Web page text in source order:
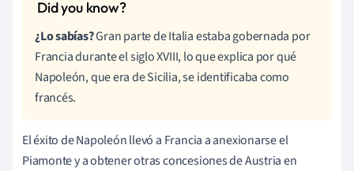
¿Lo sabías?Gran parte de Italia estaba gobernada por
Francia durante el siglo XVIII, lo que explica por qué
Napoleón, que era de Sicilia, se identificaba como
francés.
El éxito de Napoleón llevó a Francia a anexionarse el
Piamonte y a obtener otras concesiones de Austria en